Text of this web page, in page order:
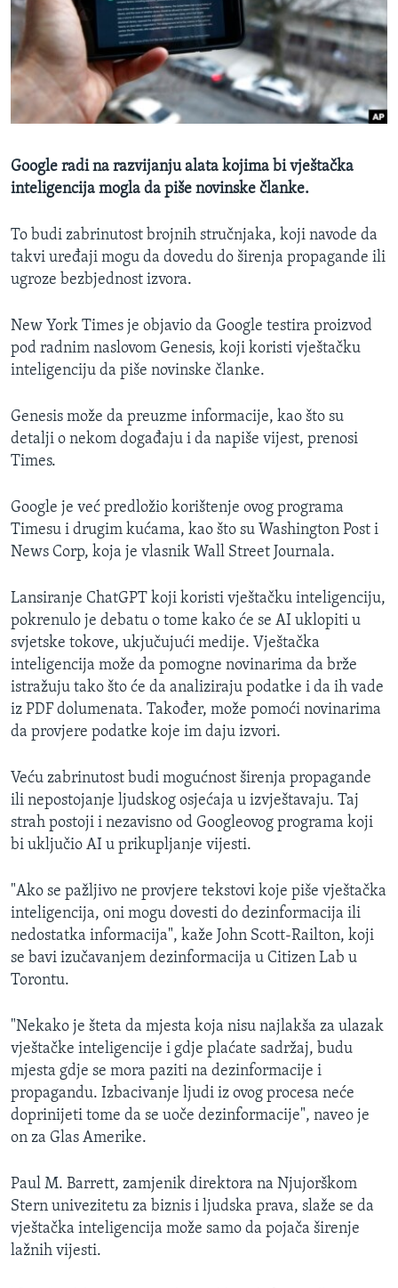
MAGAZIN
O GLASU AMERIKE
Learning English
Jezici
Google radi na razvijanju alata kojima bi vještačka
inteligencija mogla da piše novinske članke.
To budi zabrinutost brojnih stručnjaka, koji navode da
takvi uređaji mogu da dovedu do širenja propagande ili
ugroze bezbjednost izvora.
New York Times je objavio da Google testira proizvod
pod radnim naslovom Genesis, koji koristi vještačku
inteligenciju da piše novinske članke.
Genesis može da preuzme informacije, kao što su
detalji o nekom događaju i da napiše vijest, prenosi
Times.
Google je već predložio korištenje ovog programa
Timesu i drugim kućama, kao što su Washington Post i
News Corp, koja je vlasnik Wall Street Journala.
Lansiranje ChatGPT koji koristi vještačku inteligenciju,
pokrenulo je debatu o tome kako će se AI uklopiti u
svjetske tokove, ukjučujući medije. Vještačka
inteligencija može da pomogne novinarima da brže
istražuju tako što će da analiziraju podatke i da ih vade
iz PDF dolumenata. Također, može pomoći novinarima
da provjere podatke koje im daju izvori.
Veću zabrinutost budi mogućnost širenja propagande
ili nepostojanje ljudskog osjećaja u izvještavaju. Taj
strah postoji i nezavisno od Googleovog programa koji
bi uključio AI u prikupljanje vijesti.
"Ako se pažljivo ne provjere tekstovi koje piše vještačka
inteligencija, oni mogu dovesti do dezinformacija ili
nedostatka informacija", kaže John Scott-Railton, koji
se bavi izučavanjem dezinformacija u Citizen Lab u
Torontu.
"Nekako je šteta da mjesta koja nisu najlakša za ulazak
vještačke inteligencije i gdje plaćate sadržaj, budu
mjesta gdje se mora paziti na dezinformacije i
propagandu. Izbacivanje ljudi iz ovog procesa neće
doprinijeti tome da se uoče dezinformacije", naveo je
on za Glas Amerike.
Paul M. Barrett, zamjenik direktora na Njujorškom
Stern univezitetu za biznis i ljudska prava, slaže se da
vještačka inteligencija može samo da pojača širenje
lažnih vijesti.